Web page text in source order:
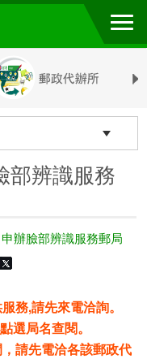
部辨識服務
申辦臉部辨識服務郵局
務,請先來電洽詢。
選局名查閱。
請先電洽各該郵政代